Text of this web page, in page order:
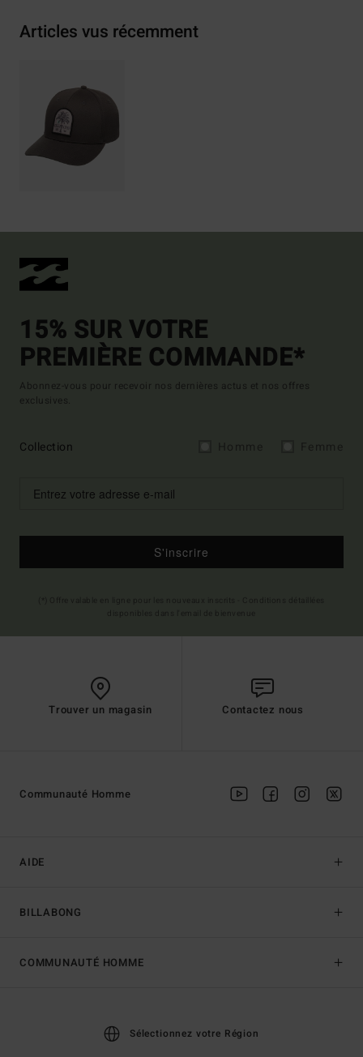
Articles vus récemment
15% SUR VOTRE
PREMIÈRE COMMANDE*
Abonnez-vous pour recevoir nos dernières actus et nos offres
exclusives.
Collection
S'inscrire
Trouver un magasin Contactez nous
AIDE
BILLABONG
Communauté Homme
COMMUNAUTÉ HOMME
Sélectionnez votre Région